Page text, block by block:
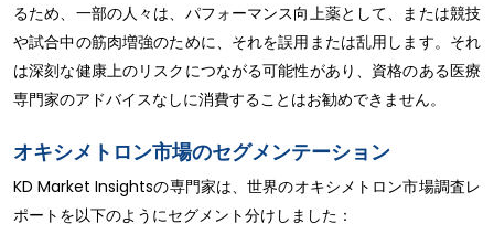
るため、一部の人々は、パフォーマンス向上薬として、または競技
や試合中の筋肉増強のために、それを誤用または乱用します。それ
は深刻な健康上のリスクにつながる可能性があり、資格のある医療
専門家のアドバイスなしに消費することはお勧めできません。
オキシメトロン市場のセグメンテーション
KD Market Insightsの専門家は、世界のオキシメトロン市場調査レ
ポートを以下のようにセグメント分けしました：